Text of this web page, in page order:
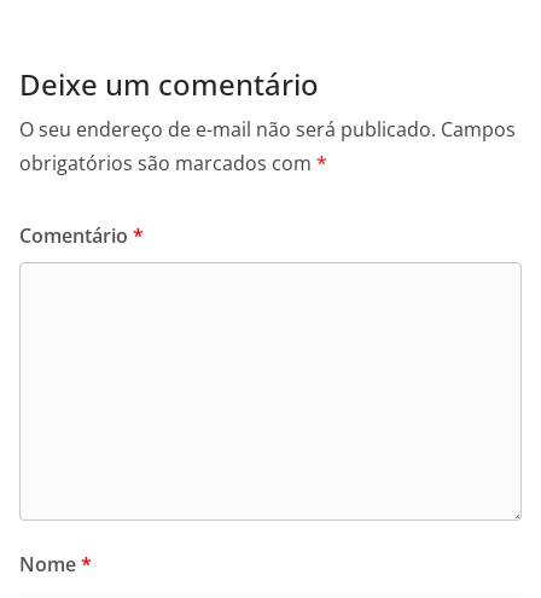
Deixe um comentário
O seu endereço de e-mail não será publicado. Campos
obrigatórios são marcados com *
Comentário *
Nome*